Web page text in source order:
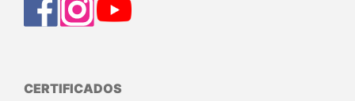
CERTIFICADOS